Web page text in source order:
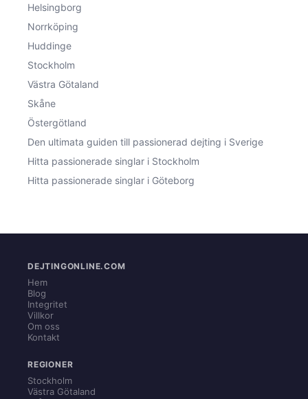
Helsingborg
Norrköping
Huddinge
Stockholm
Västra Götaland
Skåne
Östergötland
Den ultimata guiden till passionerad dejting i Sverige
Hitta passionerade singlar i Stockholm
Hitta passionerade singlar i Göteborg
DEJTINGONLINE.COM
Hem
Blog
Integritet
Villkor
Om oss
Kontakt
REGIONER
Stockholm
Västra Götaland